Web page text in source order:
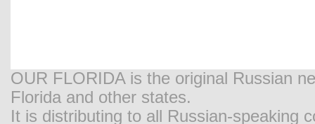
OUR FLORIDA is the original Russian
Florida and other states.
It is distributing to all Russian-speaking